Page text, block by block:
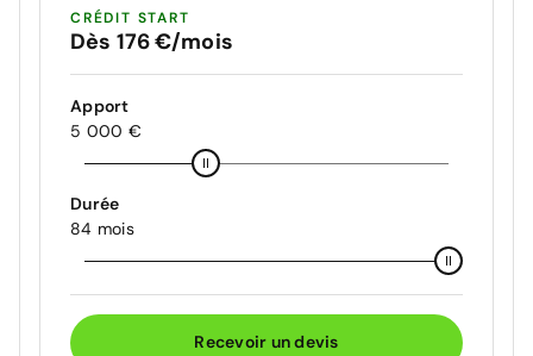
CRÉDIT START
Dès 176 €/mois
Apport
5 000 €
Durée
84 mois
Recevoir un devis